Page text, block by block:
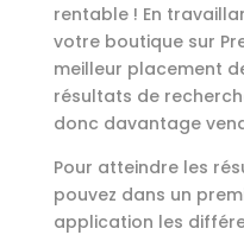
rentable ! En
votre boutique sur
meilleur placement
résultats de
donc davantage
Pour atteindre les
pouvez dans un
application les